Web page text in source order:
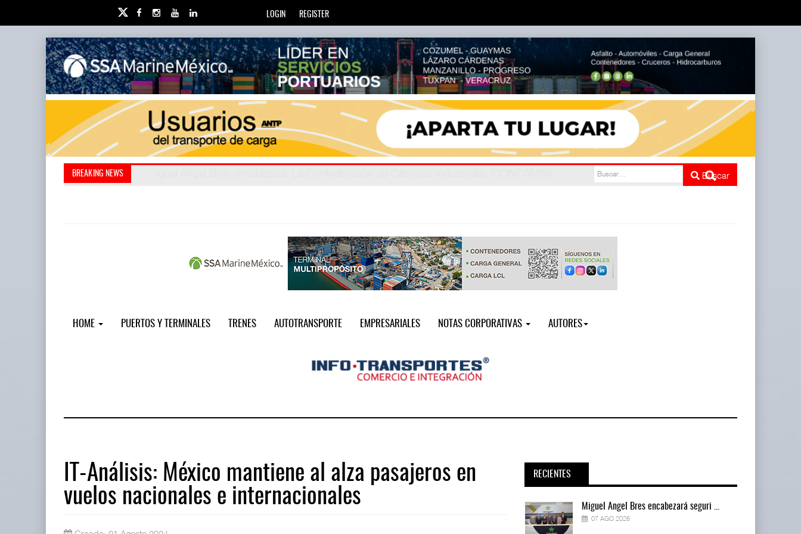
LOGIN REGISTER
BREAKING NEWS Buscar
HOME PUERTOS Y TERMINALES TRENES AUTOTRANSPORTE EMPRESARIALES NOTAS CORPORATIVAS AUTORES
IT-Análisis: México mantiene al alza pasajeros en
vuelos nacionales e internacionales
RECIENTES
Miguel Ángel Bres encabezará seguri ... Miguel Ángel Bres encabezará seguri ...
07 AGO 2026